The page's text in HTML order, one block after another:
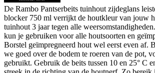
De Rambo Pantserbeits tuinhout zijdeglans
blocker 750 ml verrijkt de houtkleur van jouw
tuinhout 3 jaar tegen alle
kun je gebruiken voor alle houtsoorten en
Borstel geïmpregneerd hout wel eerst even af.
we goed over de bodem te roeren van de pot,
gebruikt. Gebruik de beits tussen 10 en 25° C